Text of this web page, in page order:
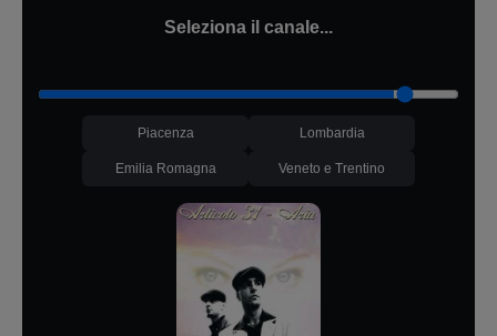
Seleziona il canale...
Piacenza Lombardia
Emilia Romagna Veneto e Trentino